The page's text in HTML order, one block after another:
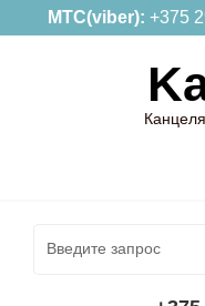
МТС(viber): +375